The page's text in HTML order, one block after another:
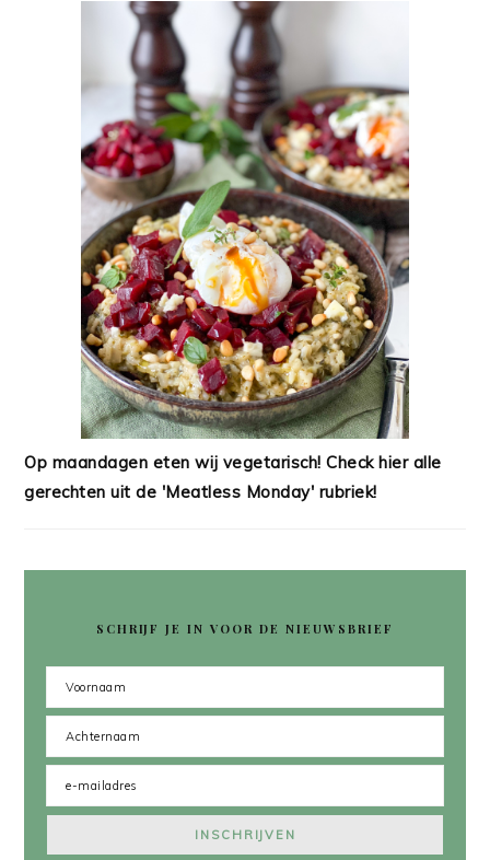
Op maandagen eten wij vegetarisch! Check hier alle
gerechten uit de 'Meatless Monday' rubriek!
SCHRIJF JE IN VOOR DE NIEUWSBRIEF